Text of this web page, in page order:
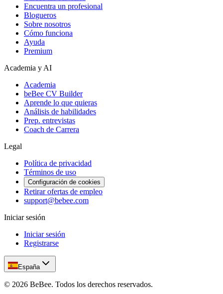
Encuentra un profesional
Blogueros
Sobre nosotros
Cómo funciona
Ayuda
Premium
Academia y AI
Academia
beBee CV Builder
Aprende lo que quieras
Análisis de habilidades
Prep. entrevistas
Coach de Carrera
Legal
Política de privacidad
Términos de uso
Configuración de cookies
Retirar ofertas de empleo
support@bebee.com
Iniciar sesión
Iniciar sesión
Registrarse
España
© 2026 BeBee. Todos los derechos reservados.